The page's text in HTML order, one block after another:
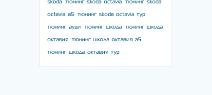
skoda тюнинг skoda octavia тюнинг skoda
octavia a5 тюнинг skoda octavia тур
тюнинг ауди тюнинг шкода тюнинг шкода
октавия тюнинг шкода октавия а5
тюнинг шкода октавия тур